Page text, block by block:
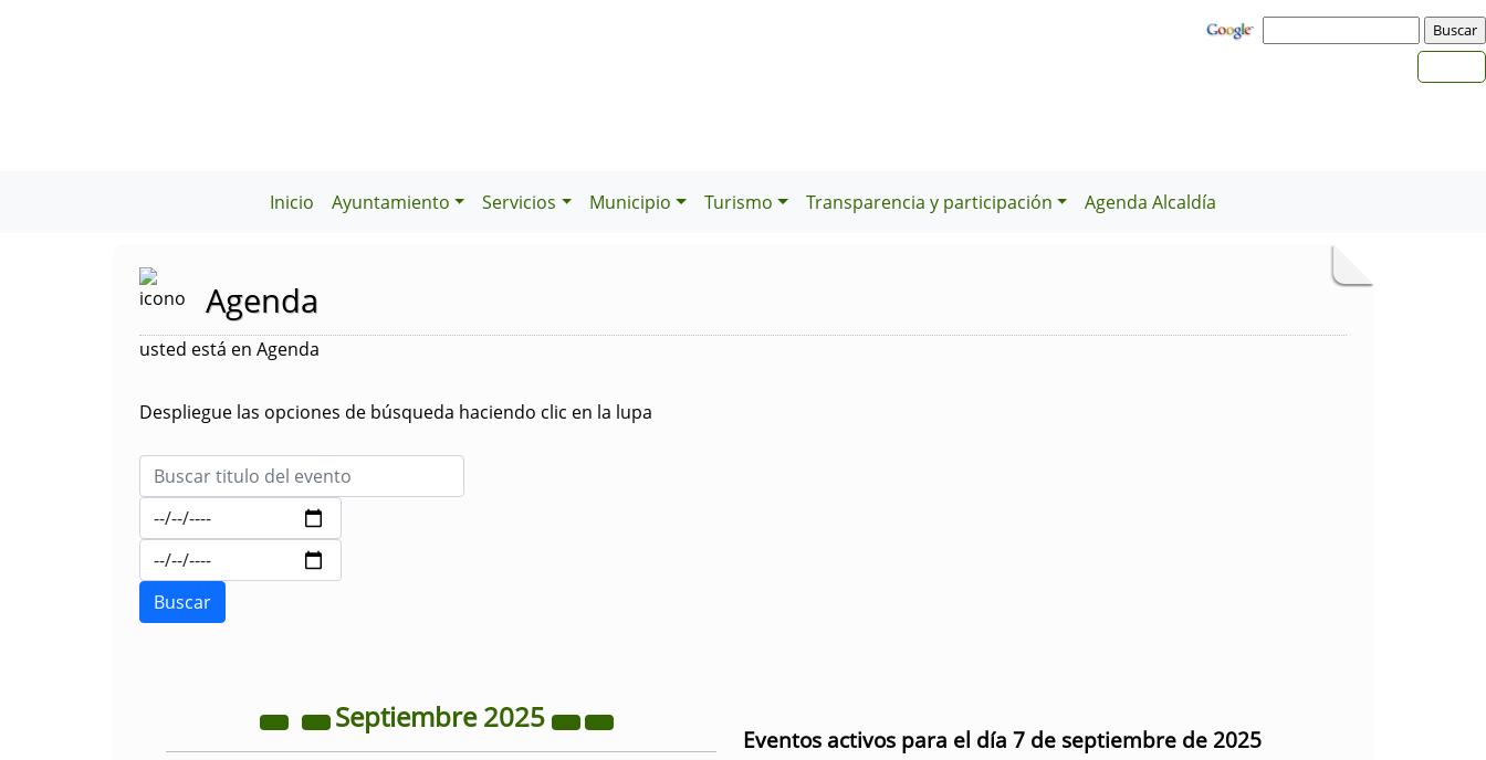
Inicio Ayuntamiento Servicios Municipio Turismo Transparencia y participación Agenda Alcaldía
Agenda
usted está en Agenda
Despliegue las opciones de búsqueda haciendo clic en la lupa
Septiembre2025
Eventos activos para el día 7 de septiembre de 2025